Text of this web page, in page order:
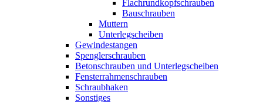
Flachrundkopfschrauben
Bauschrauben
Muttern
Unterlegscheiben
Gewindestangen
Spenglerschrauben
Betonschrauben und Unterlegscheiben
Fensterrahmenschrauben
Schraubhaken
Sonstiges